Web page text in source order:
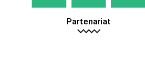
Partenariat